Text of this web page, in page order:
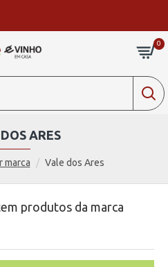
0
marca Vale dos Ares
ARES
produtos da marca